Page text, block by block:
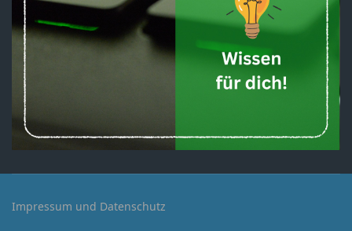
Impressum und Datenschutz